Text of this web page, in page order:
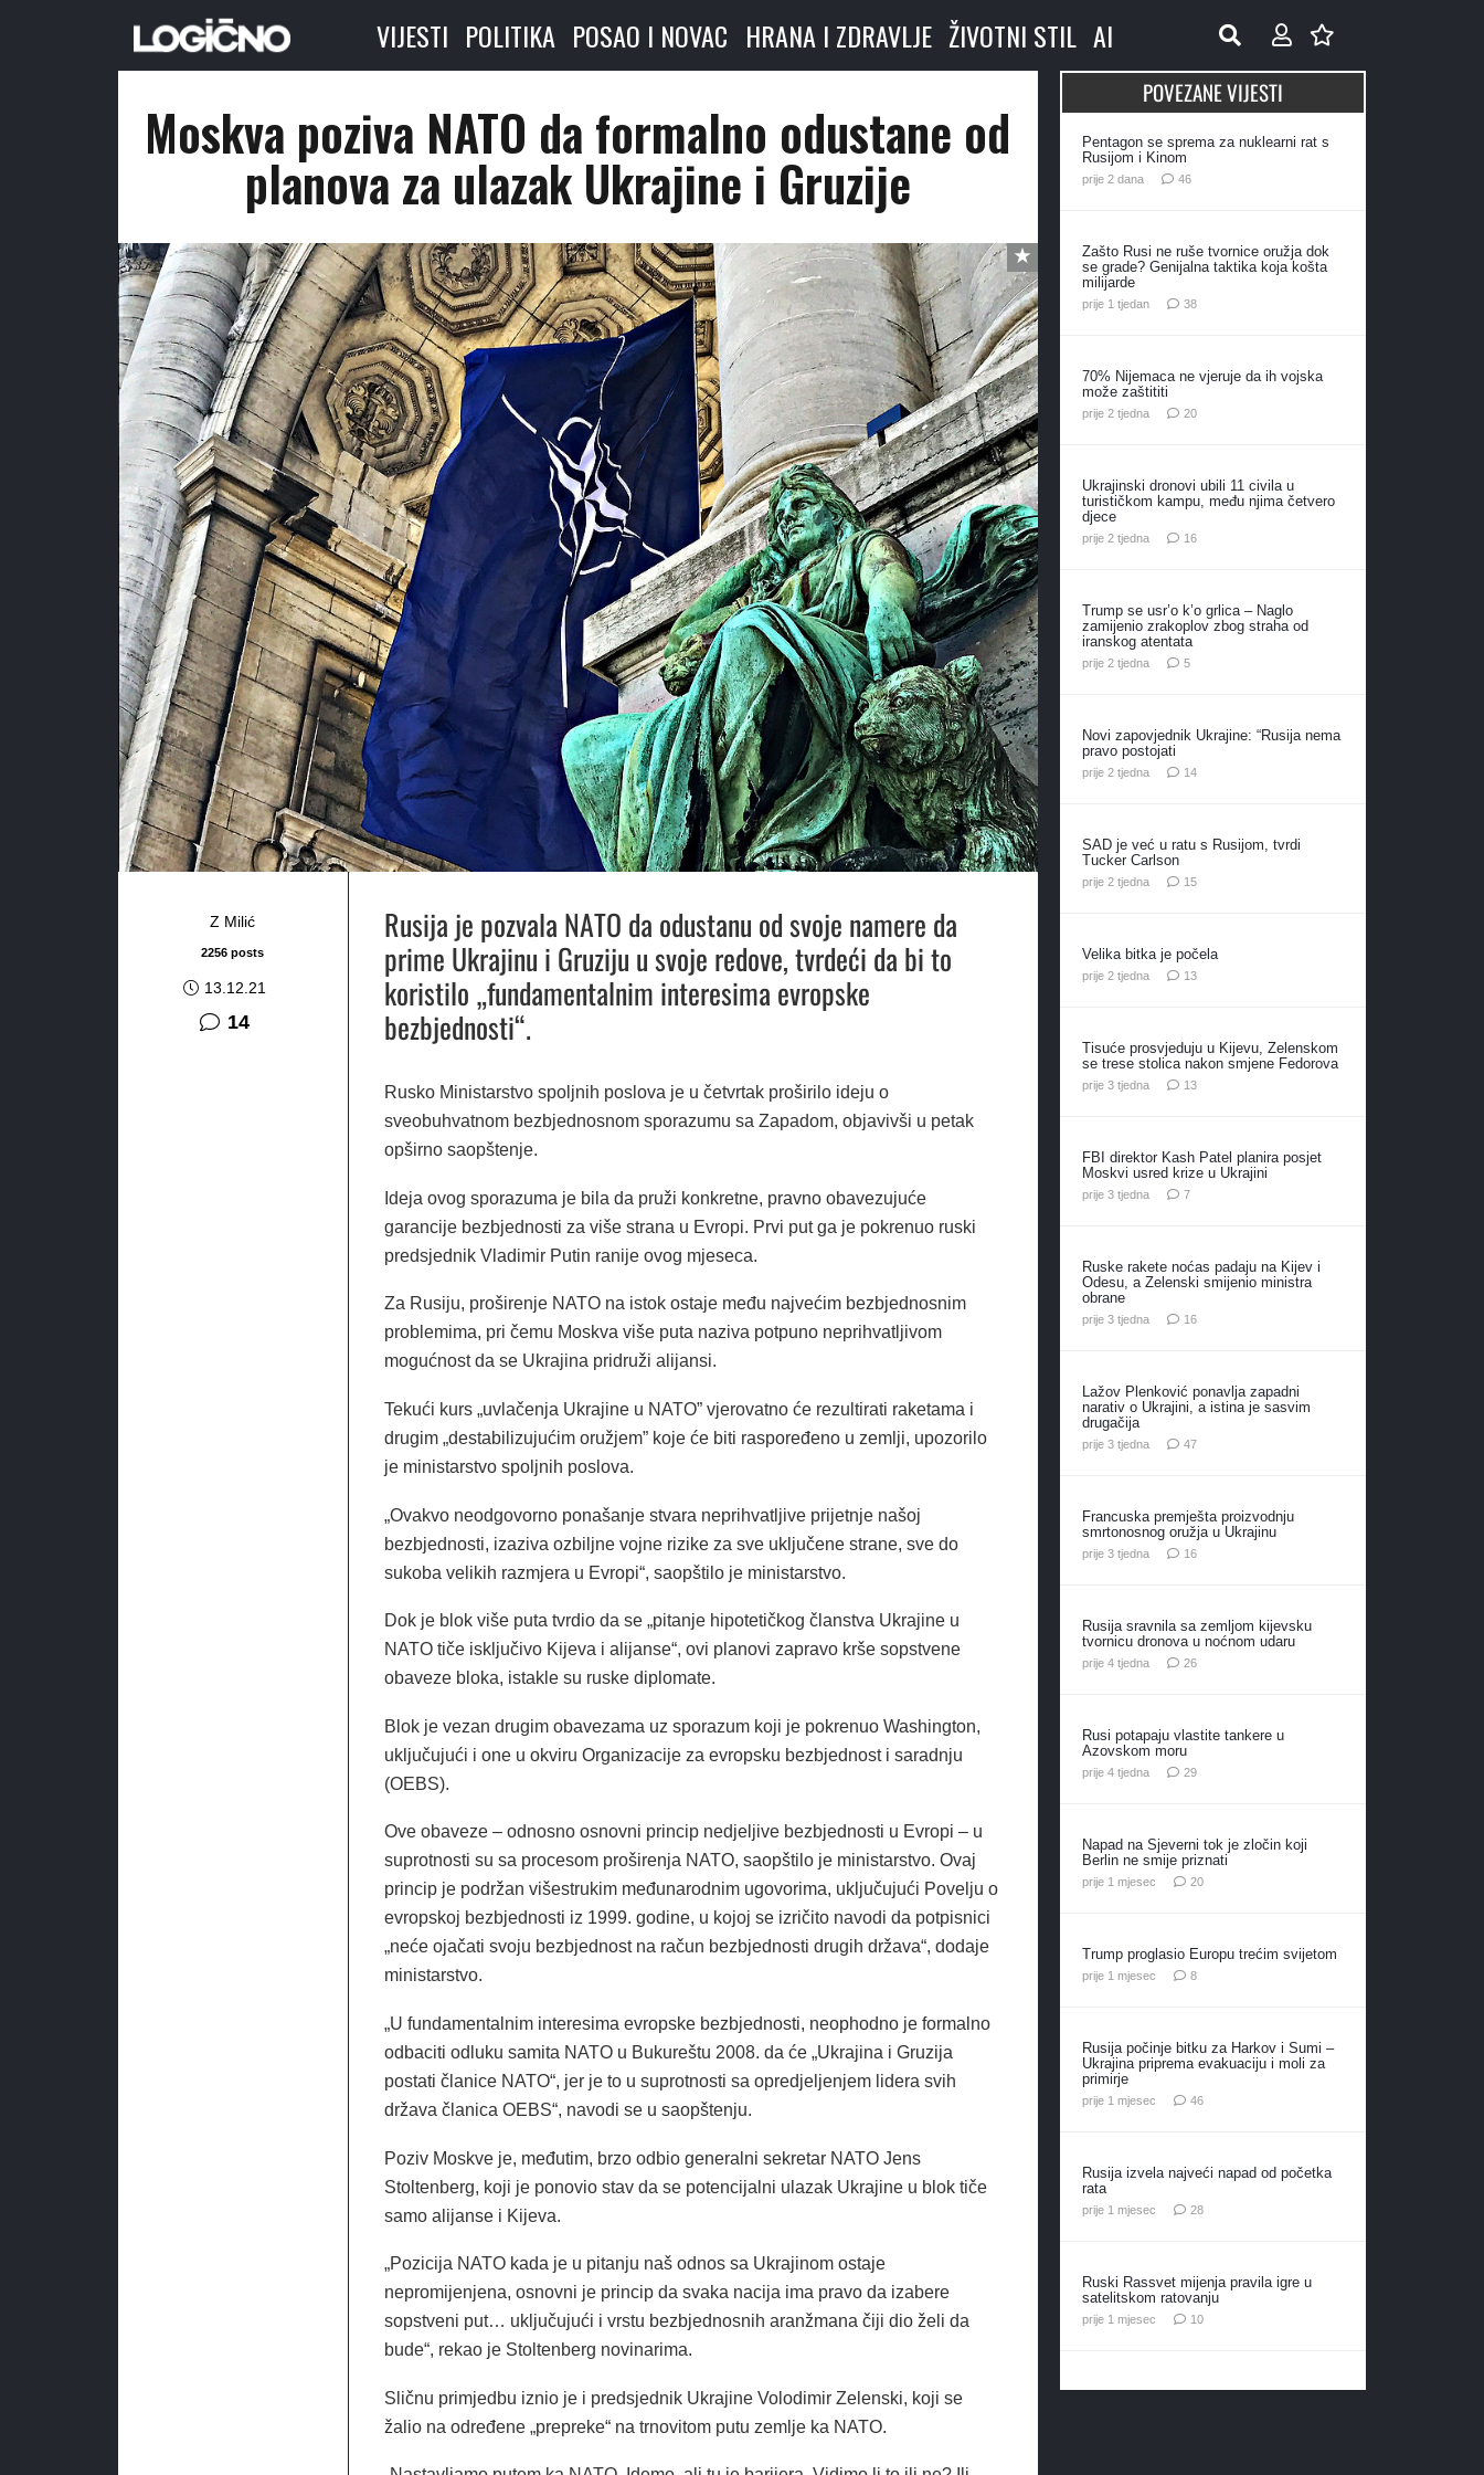
VIJESTI POLITIKA POSAO I NOVAC HRANA I ZDRAVLJE ŽIVOTNI STIL AI
Moskva poziva NATO da formalno odustane od
planova za ulazak Ukrajine i Gruzije
Z Milić
2256 posts
13.12.21
14komentara
Rusija je pozvala NATO da odustanu od svoje namere da
prime Ukrajinu i Gruziju u svoje redove, tvrdeći da bi to
koristilo „fundamentalnim interesima evropske
bezbjednosti“.
Rusko Ministarstvo spoljnih poslova je u četvrtak proširilo ideju o
sveobuhvatnom bezbjednosnom sporazumu sa Zapadom, objavivši u petak
opširno saopštenje.
Ideja ovog sporazuma je bila da pruži konkretne, pravno obavezujuće
garancije bezbjednosti za više strana u Evropi. Prvi put ga je pokrenuo ruski
predsjednik Vladimir Putin ranije ovog mjeseca.
Za Rusiju, proširenje NATO na istok ostaje među najvećim bezbjednosnim
problemima, pri čemu Moskva više puta naziva potpuno neprihvatljivom
mogućnost da se Ukrajina pridruži alijansi.
Tekući kurs „uvlačenja Ukrajine u NATO” vjerovatno će rezultirati raketama i
drugim „destabilizujućim oružjem” koje će biti raspoređeno u zemlji, upozorilo
je ministarstvo spoljnih poslova.
„Ovakvo neodgovorno ponašanje stvara neprihvatljive prijetnje našoj
bezbjednosti, izaziva ozbiljne vojne rizike za sve uključene strane, sve do
sukoba velikih razmjera u Evropi“, saopštilo je ministarstvo.
Dok je blok više puta tvrdio da se „pitanje hipotetičkog članstva Ukrajine u
NATO tiče isključivo Kijeva i alijanse“, ovi planovi zapravo krše sopstvene
obaveze bloka, istakle su ruske diplomate.
Blok je vezan drugim obavezama uz sporazum koji je pokrenuo Washington,
uključujući i one u okviru Organizacije za evropsku bezbjednost i saradnju
(OEBS).
Ove obaveze – odnosno osnovni princip nedjeljive bezbjednosti u Evropi – u
suprotnosti su sa procesom proširenja NATO, saopštilo je ministarstvo. Ovaj
princip je podržan višestrukim međunarodnim ugovorima, uključujući Povelju o
evropskoj bezbjednosti iz 1999. godine, u kojoj se izričito navodi da potpisnici
„neće ojačati svoju bezbjednost na račun bezbjednosti drugih država“, dodaje
ministarstvo.
„U fundamentalnim interesima evropske bezbjednosti, neophodno je formalno
odbaciti odluku samita NATO u Bukureštu 2008. da će „Ukrajina i Gruzija
postati članice NATO“, jer je to u suprotnosti sa opredjeljenjem lidera svih
država članica OEBS“, navodi se u saopštenju.
Poziv Moskve je, međutim, brzo odbio generalni sekretar NATO Jens
Stoltenberg, koji je ponovio stav da se potencijalni ulazak Ukrajine u blok tiče
samo alijanse i Kijeva.
„Pozicija NATO kada je u pitanju naš odnos sa Ukrajinom ostaje
nepromijenjena, osnovni je princip da svaka nacija ima pravo da izabere
sopstveni put… uključujući i vrstu bezbjednosnih aranžmana čiji dio želi da
bude“, rekao je Stoltenberg novinarima.
Sličnu primjedbu iznio je i predsjednik Ukrajine Volodimir Zelenski, koji se
žalio na određene „prepreke“ na trnovitom putu zemlje ka NATO.
POVEZANE VIJESTI
Pentagon se sprema za nuklearni rat s
Rusijom i Kinom
prije 2 dana 46komentara
Zašto Rusi ne ruše tvornice oružja dok
se grade? Genijalna taktika koja košta
milijarde
prije 1 tjedan 38komentara
70% Nijemaca ne vjeruje da ih vojska
može zaštititi
prije 2 tjedna 20komentara
Ukrajinski dronovi ubili 11 civila u
turističkom kampu, među njima četvero
djece
prije 2 tjedna 16komentara
Trump se usr’o k’o grlica – Naglo
zamijenio zrakoplov zbog straha od
iranskog atentata
prije 2 tjedna 5komentara
Novi zapovjednik Ukrajine: “Rusija nema
pravo postojati
prije 2 tjedna 14komentara
SAD je već u ratu s Rusijom, tvrdi
Tucker Carlson
prije 2 tjedna 15komentara
Velika bitka je počela
prije 2 tjedna 13komentara
Tisuće prosvjeduju u Kijevu, Zelenskom
se trese stolica nakon smjene Fedorova
prije 3 tjedna 13komentara
FBI direktor Kash Patel planira posjet
Moskvi usred krize u Ukrajini
prije 3 tjedna 7komentara
Ruske rakete noćas padaju na Kijev i
Odesu, a Zelenski smijenio ministra
obrane
prije 3 tjedna 16komentara
Lažov Plenković ponavlja zapadni
narativ o Ukrajini, a istina je sasvim
drugačija
prije 3 tjedna 47komentara
Francuska premješta proizvodnju
smrtonosnog oružja u Ukrajinu
prije 3 tjedna 16komentara
Rusija sravnila sa zemljom kijevsku
tvornicu dronova u noćnom udaru
prije 4 tjedna 26komentara
Rusi potapaju vlastite tankere u
Azovskom moru
prije 4 tjedna 29komentara
Napad na Sjeverni tok je zločin koji
Berlin ne smije priznati
prije 1 mjesec 20komentara
Trump proglasio Europu trećim svijetom
prije 1 mjesec 8komentara
Rusija počinje bitku za Harkov i Sumi –
Ukrajina priprema evakuaciju i moli za
primirje
prije 1 mjesec 46komentara
Rusija izvela najveći napad od početka
rata
prije 1 mjesec 28komentara
Ruski Rassvet mijenja pravila igre u
satelitskom ratovanju
prije 1 mjesec 10komentara